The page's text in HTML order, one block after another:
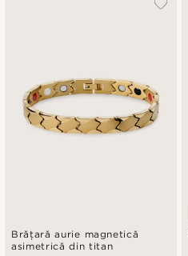
Brățară aurie magnetică
asimetrică din titan